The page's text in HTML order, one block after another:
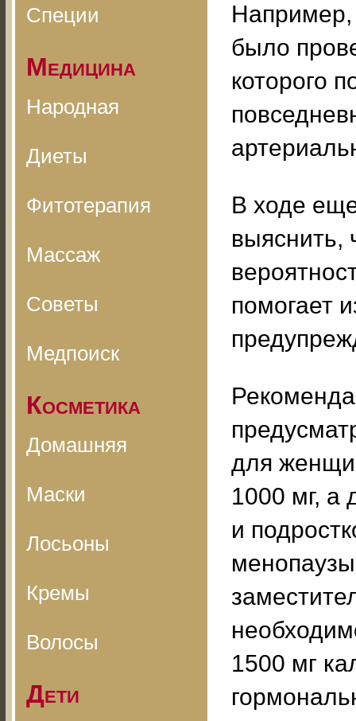
Специи
Медицина
Народная
Диеты
Фитотерапия
Массаж
Советы
Медпоиск
Косметика
Домашняя
Маски
Лосьоны
Кремы
Волосы
Дети
было
которого
В ходе
выяснить,
помогает
для
1000 мг, а
и
1500 мг